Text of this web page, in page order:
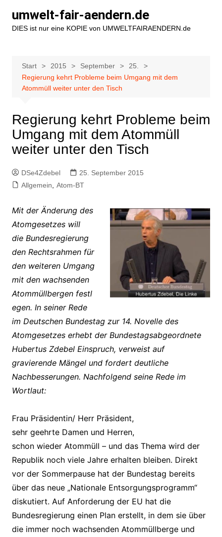
Inhalt
springen
umwelt-fair-aendern.de
DIES ist nur eine KOPIE von UMWELTFAIRAENDERN.de
Start 2015 September
25.
Regierung kehrt Probleme beim Umgang mit dem
Atommüll weiter unter den Tisch
Regierung kehrt Probleme beim
Umgang mit dem Atommüll
weiter unter den Tisch
DSe4Zdebel
25. September 2015
Allgemein
Atom-BT
Mit der Änderung des
Atomgesetzes will
die Bundesregierung
den Rechtsrahmen für
den weiteren Umgang
mit den wachsenden
Atommüllbergen festl
egen. In seiner Rede
im Deutschen Bundestag zur 14. Novelle des
Atomgesetzes erhebt der Bundestagsabgeordnete
Hubertus Zdebel Einspruch, verweist auf
gravierende Mängel und fordert deutliche
Nachbesserungen. Nachfolgend seine Rede im
Wortlaut:
Frau Präsidentin/ Herr Präsident,
sehr geehrte Damen und Herren,
schon wieder Atommüll – und das Thema wird der
Republik noch viele Jahre erhalten bleiben. Direkt
vor der Sommerpause hat der Bundestag bereits
über das neue „Nationale Entsorgungsprogramm“
diskutiert. Auf Anforderung der EU hat die
Bundesregierung einen Plan erstellt, in dem sie über
die immer noch wachsenden Atommüllberge und